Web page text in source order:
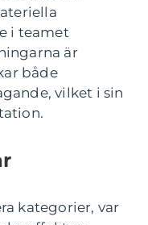
i teamet
är
både
vilket i sin
kategorier, var